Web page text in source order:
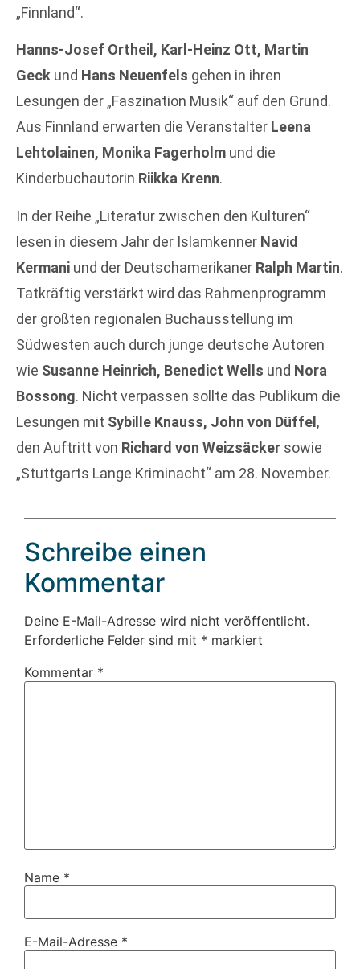
„Finnland“.
Hanns-Josef Ortheil, Karl-Heinz Ott, Martin
Geck und Hans Neuenfels gehen in ihren
Lesungen der „Faszination Musik“ auf den Grund.
Aus Finnland erwarten die Veranstalter Leena
Lehtolainen, Monika Fagerholm und die
Kinderbuchautorin Riikka Krenn.
In der Reihe „Literatur zwischen den Kulturen“
lesen in diesem Jahr der Islamkenner Navid
Kermani und der Deutschamerikaner Ralph Martin.
Tatkräftig verstärkt wird das Rahmenprogramm
der größten regionalen Buchausstellung im
Südwesten auch durch junge deutsche Autoren
wie Susanne Heinrich, Benedict Wells und Nora
Bossong. Nicht verpassen sollte das Publikum die
Lesungen mit Sybille Knauss, John von Düffel,
den Auftritt von Richard von Weizsäcker sowie
„Stuttgarts Lange Kriminacht“ am 28. November.
Schreibe einen
Kommentar
Deine E-Mail-Adresse wird nicht veröffentlicht.
Erforderliche Felder sind mit * markiert
Kommentar *
Name *
E-Mail-Adresse *